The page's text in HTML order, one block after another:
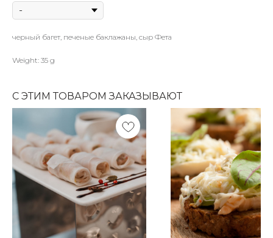
черный багет, печеные баклажаны, сыр Фета
Weight: 35 g
С ЭТИМ ТОВАРОМ ЗАКАЗЫВАЮТ